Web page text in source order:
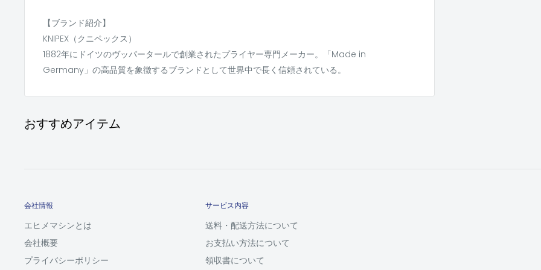
【ブランド紹介】
KNIPEX（クニペックス）
1882年にドイツのヴッパータールで創業されたプライヤー専門メーカー。「Made in
Germany」の高品質を象徴するブランドとして世界中で長く信頼されている。
おすすめアイテム
会社情報
エヒメマシンとは
会社概要
プライバシーポリシー
サービス内容
送料・配送方法について
お支払い方法について
領収書について